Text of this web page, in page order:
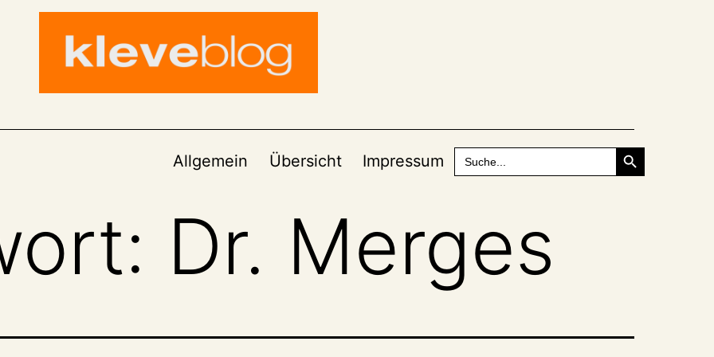
Allgemein Übersicht Impressum
Search
for:
Search Button
Dr. Merges